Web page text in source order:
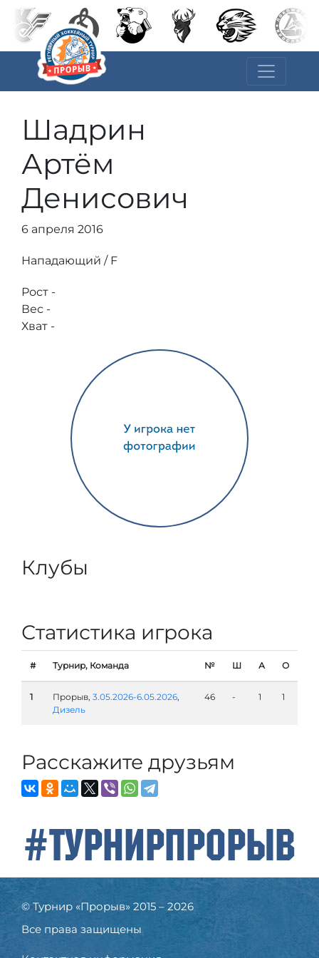
Шадрин
Артём
Денисович
6 апреля 2016
Нападающий / F
Рост -
Вес -
Хват -
Клубы
Статистика игрока
# Турнир, Команда № Ш А О
1 Прорыв, 3.05.2026-6.05.2026,
Дизель
46 - 1 1
Расскажите друзьям
#ТурнирПрорыв
© Турнир «Прорыв» 2015 – 2026
Все права защищены